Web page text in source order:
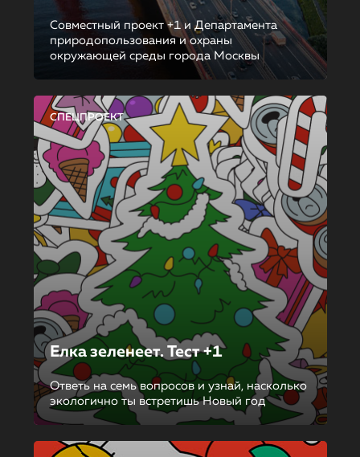
Совместный проект +1 и Департамента
природопользования и охраны
окружающей среды города Москвы
СПЕЦПРОЕКТ
Елка зеленеет. Тест +1
Ответь на семь вопросов и узнай, насколько
экологично ты встретишь Новый год